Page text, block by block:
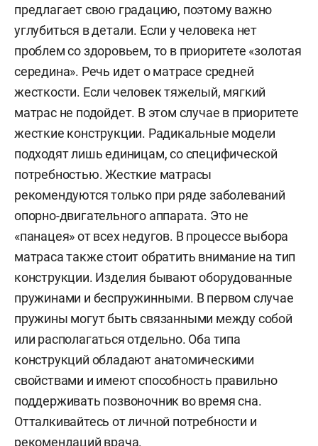
предлагает свою градацию, поэтому важно
углубиться в детали. Если у человека нет
проблем со здоровьем, то в приоритете «золотая
середина». Речь идет о матрасе средней
жесткости. Если человек тяжелый, мягкий
матрас не подойдет. В этом случае в приоритете
жесткие конструкции. Радикальные модели
подходят лишь единицам, со специфической
потребностью. Жесткие матрасы
рекомендуются только при ряде заболеваний
опорно-двигательного аппарата. Это не
«панацея» от всех недугов. В процессе выбора
матраса также стоит обратить внимание на тип
конструкции. Изделия бывают оборудованные
пружинами и беспружинными. В первом случае
пружины могут быть связанными между собой
или располагаться отдельно. Оба типа
конструкций обладают анатомическими
свойствами и имеют способность правильно
поддерживать позвоночник во время сна.
Отталкивайтесь от личной потребности и
рекомендаций врача.